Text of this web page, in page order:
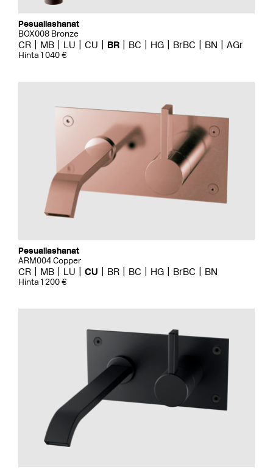
Pesuallashanat
BOX008 Bronze
CR MB LU CU BR BC HG BrBC BN AGr
Hinta 1 040 €
Pesuallashanat
ARM004 Copper
CR MB LU CU BR BC HG BrBC BN
Hinta 1 200 €